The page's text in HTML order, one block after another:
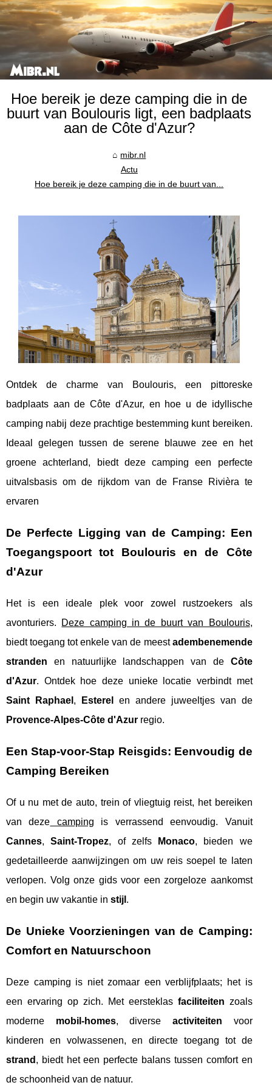
Hoe bereik je deze camping die in de
buurt van Boulouris ligt, een badplaats
aan de Côte d'Azur?
mibr.nl
Actu
Hoe bereik je deze camping die in de buurt van...
Ontdek de charme van Boulouris, een pittoreske
badplaats aan de Côte d'Azur, en hoe u de idyllische
camping nabij deze prachtige bestemming kunt bereiken.
Ideaal gelegen tussen de serene blauwe zee en het
groene achterland, biedt deze camping een perfecte
uitvalsbasis om de rijkdom van de Franse Rivièra te
ervaren
De Perfecte Ligging van de Camping: Een
Toegangspoort tot Boulouris en de Côte
d'Azur
Het is een ideale plek voor zowel rustzoekers als
avonturiers. Deze camping in de buurt van Boulouris,
biedt toegang tot enkele van de meestadembenemende
stranden en natuurlijke landschappen van de Côte
d'Azur. Ontdek hoe deze unieke locatie verbindt met
Saint Raphael , Esterel
en andere juweeltjes van de
Provence-Alpes-Côte d'Azur regio.
Een Stap-voor-Stap Reisgids: Eenvoudig de
Camping Bereiken
Of u nu met de auto, trein of vliegtuig reist, het bereiken
van deze camping is verrassend eenvoudig. Vanuit
Cannes,Saint-Tropez, of zelfs Monaco, bieden we
gedetailleerde aanwijzingen om uw reis soepel te laten
verlopen. Volg onze gids voor een zorgeloze aankomst
en begin uw vakantie in stijl .
De Unieke Voorzieningen van de Camping:
Comfort en Natuurschoon
Deze camping is niet zomaar een verblijfplaats; het is
een ervaring op zich. Met eersteklas faciliteiten zoals
moderne mobil-homes, diverse activiteiten voor
kinderen en volwassenen, en directe toegang tot de
strand , biedt het een perfecte balans tussen comfort en
de schoonheid van de natuur.